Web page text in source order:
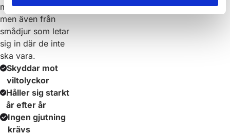
marker från vilt –
men även från
smådjur som letar
sig in där de inte
ska vara.
Skyddar mot
viltolyckor
Håller sig starkt
år efter år
Ingen gjutning
krävs